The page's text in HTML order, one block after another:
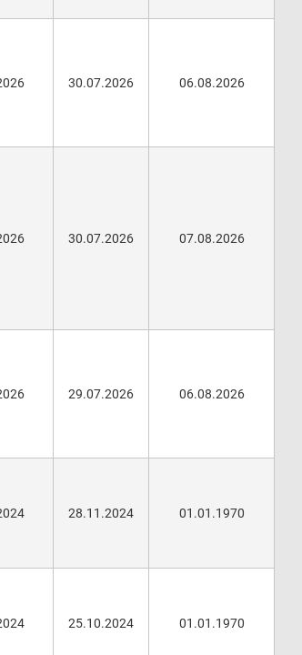
30.07.2026 06.08.2026
30.07.2026 07.08.2026
29.07.2026 06.08.2026
28.11.2024 01.01.1970
25.10.2024 01.01.1970